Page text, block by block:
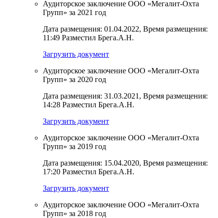
Аудиторское заключение ООО «Мегалит-Охта
Групп» за 2021 год
Дата размещения: 01.04.2022, Время размещения:
11:49 Разместил Брега.А.Н.
Загрузить документ
Аудиторское заключение ООО «Мегалит-Охта
Групп» за 2020 год
Дата размещения: 31.03.2021, Время размещения:
14:28 Разместил Брега.А.Н.
Загрузить документ
Аудиторское заключение ООО «Мегалит-Охта
Групп» за 2019 год
Дата размещения: 15.04.2020, Время размещения:
17:20 Разместил Брега.А.Н.
Загрузить документ
Аудиторское заключение ООО «Мегалит-Охта
Групп» за 2018 год